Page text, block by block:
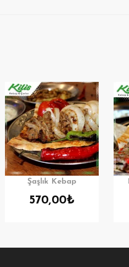
Şaşlık Kebap
570,00₺